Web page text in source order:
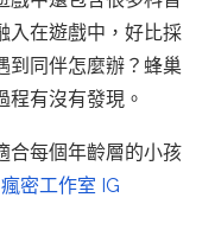
入在遊戲中，好比採
到同伴怎麼辦？蜂巢
程有沒有發現。
合每個年齡層的小孩
瘋密工作室 IG